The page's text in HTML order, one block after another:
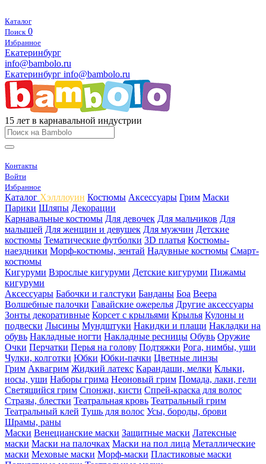
Каталог
Поиск 0
Избранное
Екатеринбург
info@bambolo.ru
Екатеринбург info@bambolo.ru
15 лет в карнавальной индустрии
Контакты
Войти
Избранное
Каталог Хэлллоуин Костюмы Аксессуары Грим Маски
Парики Шляпы Декорации
Карнавальные костюмы Для девочек Для мальчиков Для
малышей Для женщин и девушек Для мужчин Детские
костюмы Тематические футболки 3D платья Костюмы-
наездники Морф-костюмы, зентай Надувные костюмы Смарт-
костюмы
Кигуруми Взрослые кигуруми Детские кигуруми Пижамы
кигуруми
Аксессуары Бабочки и галстуки Банданы Боа Веера
Волшебные палочки Гавайские ожерелья Другие аксессуары
Зонты декоративные Корсет с крыльями Крылья Кулоны и
подвески Лысины Мундштуки Накидки и плащи Накладки на
обувь Накладные ногти Накладные ресницы Обувь Оружие
Очки Перчатки Перья на голову Подтяжки Рога, нимбы, уши
Чулки, колготки Юбки Юбки-пачки Цветные линзы
Грим Аквагрим Жидкий латекс Карандаши, мелки Клыки,
носы, уши Наборы грима Неоновый грим Помада, лаки, гели
Светящийся грим Спонжи, кисти Спрей-краска для волос
Стразы, блестки Театральная кровь Театральный грим
Театральный клей Тушь для волос Усы, бороды, брови
Шрамы, раны
Маски Венецианские маски Защитные маски Латексные
маски Маски на палочках Маски на пол лица Металлические
маски Меховые маски Морф-маски Пластиковые маски